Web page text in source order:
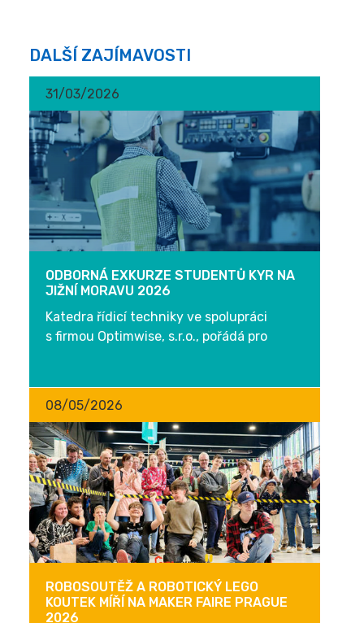
DALŠÍ ZAJÍMAVOSTI
31/03/2026
ODBORNÁ EXKURZE STUDENTŮ KYR NA
JIŽNÍ MORAVU 2026
Katedra řídicí techniky ve spolupráci
s firmou Optimwise, s.r.o., pořádá pro
odbornou exkurzi na...
08/05/2026
ROBOSOUTĚŽ A ROBOTICKÝ LEGO
KOUTEK MÍŘÍ NA MAKER FAIRE PRAGUE
2026